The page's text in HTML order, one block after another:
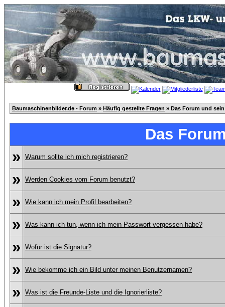
Baumaschinenbilder.de - Forum » Häufig gestellte Fragen » Das Forum und
Das
»
Warum sollte ich mich registrieren?
» Werden Cookies vom Forum benutzt?
» Wie kann ich mein Profil bearbeiten?
» Was kann ich tun, wenn ich mein Passwort vergessen habe?
» Wofür ist die Signatur?
» Wie bekomme ich ein Bild unter meinen Benutzernamen?
» Was ist die Freunde-Liste und die Ignorierliste?